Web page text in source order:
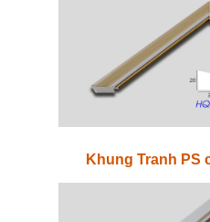
Khung Tranh PS